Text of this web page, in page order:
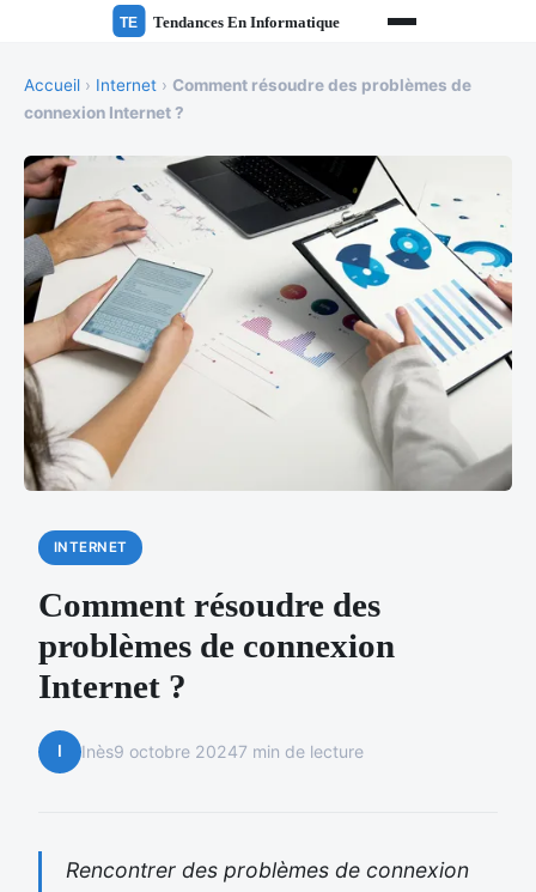
Accueil › Internet › Comment résoudre des problèmes de
connexion Internet ?
INTERNET
Comment résoudre des
problèmes de connexion
Internet ?
I Inès9 octobre 20247 min de lecture
Rencontrer des problèmes de connexion